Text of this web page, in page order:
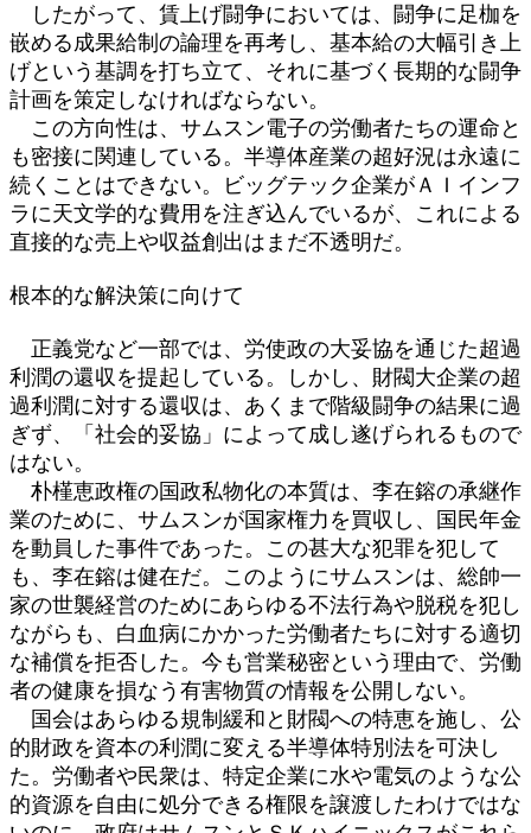
したがって、賃上げ闘争においては、闘争に足枷を
嵌める成果給制の論理を再考し、基本給の大幅引き上
げという基調を打ち立て、それに基づく長期的な闘争
計画を策定しなければならない。
この方向性は、サムスン電子の労働者たちの運命と
も密接に関連している。半導体産業の超好況は永遠に
続くことはできない。ビッグテック企業がＡＩインフ
ラに天文学的な費用を注ぎ込んでいるが、これによる
直接的な売上や収益創出はまだ不透明だ。
根本的な解決策に向けて
正義党など一部では、労使政の大妥協を通じた超過
利潤の還収を提起している。しかし、財閥大企業の超
過利潤に対する還収は、あくまで階級闘争の結果に過
ぎず、「社会的妥協」によって成し遂げられるもので
はない。
朴槿恵政権の国政私物化の本質は、李在鎔の承継作
業のために、サムスンが国家権力を買収し、国民年金
を動員した事件であった。この甚大な犯罪を犯して
も、李在鎔は健在だ。このようにサムスンは、総帥一
家の世襲経営のためにあらゆる不法行為や脱税を犯し
ながらも、白血病にかかった労働者たちに対する適切
な補償を拒否した。今も営業秘密という理由で、労働
者の健康を損なう有害物質の情報を公開しない。
国会はあらゆる規制緩和と財閥への特恵を施し、公
的財政を資本の利潤に変える半導体特別法を可決し
た。労働者や民衆は、特定企業に水や電気のような公
的資源を自由に処分できる権限を譲渡したわけではな